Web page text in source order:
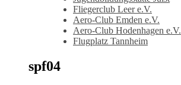
Fliegerclub Leer e.V.
Aero-Club Emden e.V.
Aero-Club Hodenhagen e.V.
Flugplatz Tannheim
spf04